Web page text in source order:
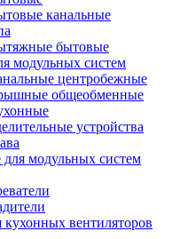
канальные
бытовые
модульных систем
центробежные
общеобменные
устройства
для модульных систем
вентиляторов